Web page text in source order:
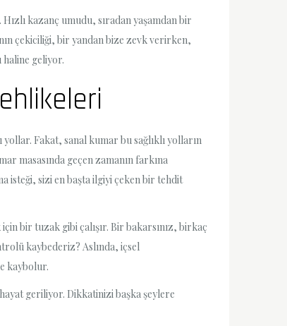
kazanç umudu, sıradan yaşamdan bir
çekiciliği, bir yandan bize zevk verirken,
haline geliyor.
Fakat, sanal kumar bu sağlıklı yolların
masasında geçen zamanın farkına
isteği, sizi en başta ilgiyi çeken bir tehdit
bir tuzak gibi çalışır. Bir bakarsınız, birkaç
kaybederiz? Aslında, içsel
kaybolur.
geriliyor. Dikkatinizi başka şeylere